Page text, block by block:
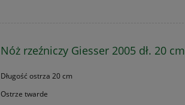
Nóż rzeźniczy Giesser 2005 dł. 20 cm
Długość ostrza 20 cm
Ostrze twarde